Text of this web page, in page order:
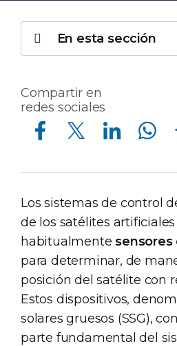
Compartir en
redes sociales
Compartir en Facebook Compartir en Twitter Compartir en Linkedin Compartir en Whatsapp
Los sistemas de control
de los satélites
habitualmentesensores
para determinar, de
posición del satélite con
Estos dispositivos,
solares gruesos (SSG),
parte fundamental del
En esta sección